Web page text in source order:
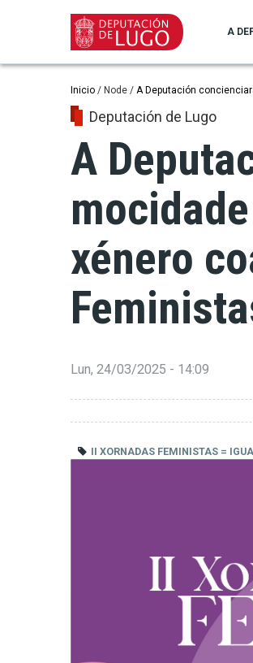
principal
A
Miga
de
pan
Inicio Node A Deputación
Deputación de Lugo
A
xénero
Lun, 24/03/2025 - 14:09
II XORNADAS FEMINISTAS =